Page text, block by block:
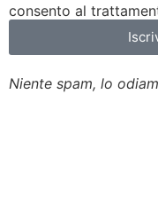
consento al
Niente spam, lo